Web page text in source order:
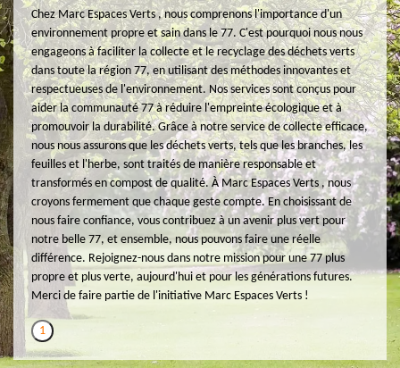
Chez Marc Espaces Verts , nous comprenons l'importance d'un
environnement propre et sain dans le 77. C'est pourquoi nous nous
engageons à faciliter la collecte et le recyclage des déchets verts
dans toute la région 77, en utilisant des méthodes innovantes et
respectueuses de l'environnement. Nos services sont conçus pour
aider la communauté 77 à réduire l'empreinte écologique et à
promouvoir la durabilité. Grâce à notre service de collecte efficace,
nous nous assurons que les déchets verts, tels que les branches, les
feuilles et l'herbe, sont traités de manière responsable et
transformés en compost de qualité. À Marc Espaces Verts , nous
croyons fermement que chaque geste compte. En choisissant de
nous faire confiance, vous contribuez à un avenir plus vert pour
notre belle 77, et ensemble, nous pouvons faire une réelle
différence. Rejoignez-nous dans notre mission pour une 77 plus
propre et plus verte, aujourd'hui et pour les générations futures.
Merci de faire partie de l'initiative Marc Espaces Verts !
1